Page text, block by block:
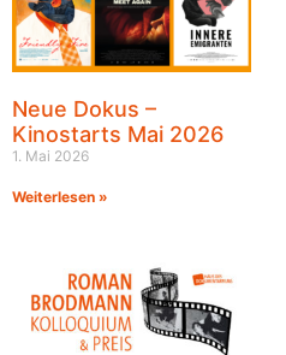
Neue Dokus –
Kinostarts Mai 2026
1. Mai 2026
Weiterlesen »